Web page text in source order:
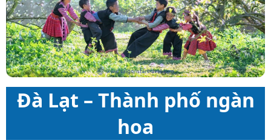
Đà Lạt – Thành phố ngàn
hoa